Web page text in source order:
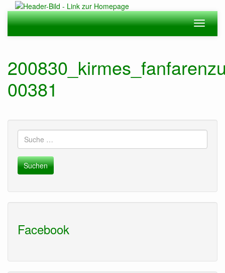
Zum
Hauptinhalt
springen
Navigation
ein-/
00381
Suche
nach:
Facebook